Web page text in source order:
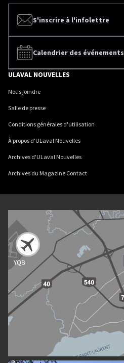
S'inscrire à l'infolettre
Calendrier des événements
ULAVAL NOUVELLES
Nous joindre
Salle de presse
Conditions générales d'utilisation
À propos d'ULaval Nouvelles
Archives d'ULaval Nouvelles
Archives du Magazine Contact